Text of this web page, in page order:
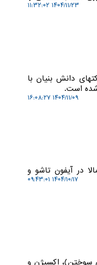
۱۴۰۴/۱۱/۲۳ ۱۱:۳۲:۰۲
دانش بنیان با
شده است.
۱۴۰۴/۱۱/۰۹ ۱۶:۰۸:۲۷
در آیفون تاشو و
۱۴۰۴/۱۰/۱۷ ۰۹:۴۳:۰۱
سوختن)، اکسیژن و